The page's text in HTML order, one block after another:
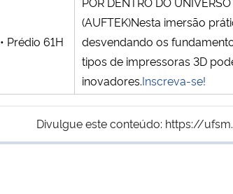
Prédio 61H
(AUFTEK)Nesta imersão
desvendando os
tipos de impressoras 3D
inovadores.Inscreva-se!
Divulgue este conteúdo: https://